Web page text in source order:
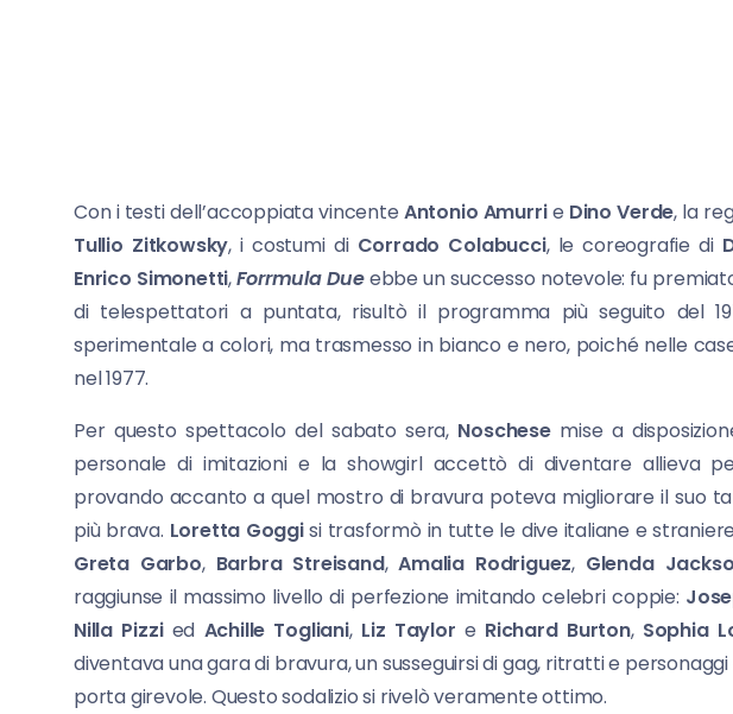
Con i testi dell’accoppiata vincente Antonio Amurrie Dino Verde, la
Tullio Zitkowsky, i costumi di Corrado Colabucci, le coreografie di
Enrico Simonetti,Forrmula Dueebbe un successo notevole: fu
di telespettatori a puntata, risultò il programma più seguito del
sperimentale a colori, ma trasmesso in bianco e nero, poiché nelle
nel 1977.
Per questo spettacolo del sabato sera, Noschesemise a
personale di imitazioni e la showgirl accettò di diventare allieva
provando accanto a quel mostro di bravura poteva migliorare il suo
più brava. Loretta Goggisi trasformò in tutte le dive italiane e
Greta Garbo, Barbra Streisand,Amalia Rodriguez, Glenda
raggiunse il massimo livello di perfezione imitando celebri coppie:
Nilla Pizzied Achille Togliani, Liz Taylor e Richard Burton, Sophia
diventava una gara di bravura, un susseguirsi di gag, ritratti e
porta girevole. Questo sodalizio si rivelò veramente ottimo.